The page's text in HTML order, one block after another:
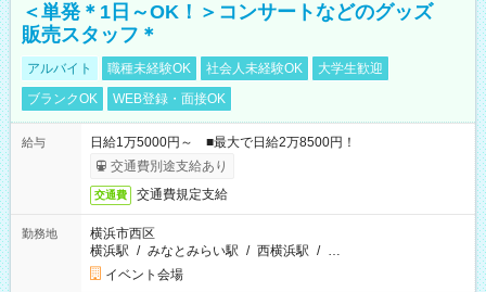
＜単発＊1日～OK！＞コンサートなどのグッズ
販売スタッフ＊
アルバイト 職種未経験OK 社会人未経験OK
大学生歓迎
ブランクOK
WEB登録・面接OK
給与
日給1万5000円～ ■最大で日給2万8500円！
交通費別途支給あり
交通費 交通費規定支給
勤務地
横浜市西区
横浜駅 / みなとみらい駅 / 西横浜駅 / …
イベント会場